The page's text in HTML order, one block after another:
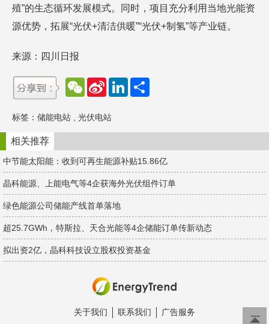
殖”的生态循环发展模式。同时，项目充分利用当地光能资
源优势，拓展“光伏+清洁供暖”“光伏+制氢”等产业链。
来源：四川日报
W
e
a
t
S
a
W
e
b
o
L
d
n
标签： 储能电站 光伏电站
相关推荐
中节能太阳能：收到可再生能源补贴15.86亿
晶科能源、上能电气等4企获海外光伏组件订单
绿色能源公司储能产线首单落地
超25.7GWh，特斯拉、天合光能等4企储能订单传新动态
拟出资2亿，晶科科技设立股权投资基金
关于我们 联系我们 广告服务